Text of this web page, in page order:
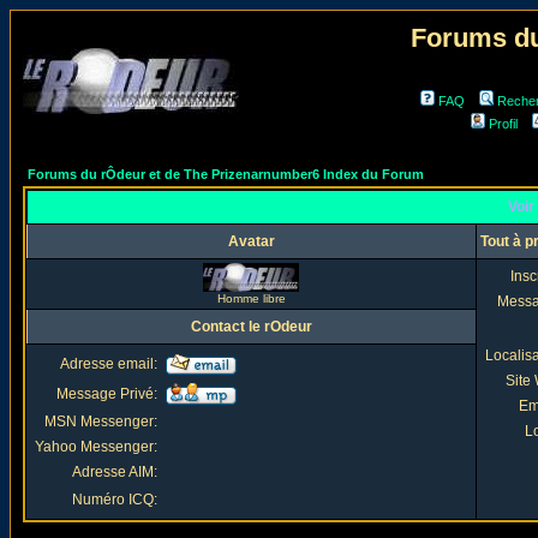
Forums
FAQ
Profil
Forums du rÔdeur et de The Prizenarnumber6 Index du Forum
Voir
Avatar Tout à
Homme libre
Site
Contact le rOdeur
Adresse email:
Message Privé:
MSN Messenger:
Yahoo Messenger:
Adresse AIM:
Numéro ICQ: